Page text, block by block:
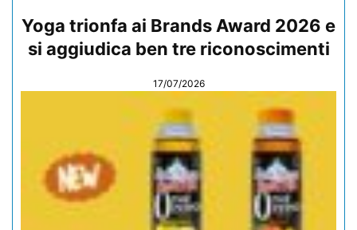
Yoga trionfa ai Brands Award 2026 e
si aggiudica ben tre riconoscimenti
17/07/2026